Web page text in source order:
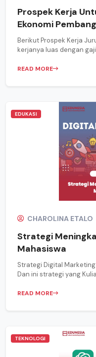
Prospek Kerja
Ekonomi
Berikut Prospek Kerja
kerjanya luas dengan
READ MORE
EDUKASI
CHAROLINA ETALO
Strategi
Mahasiswa
Strategi Digital
Dan ini strategi yang
READ MORE
TEKNOLOGI